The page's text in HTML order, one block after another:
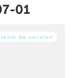
01
de version